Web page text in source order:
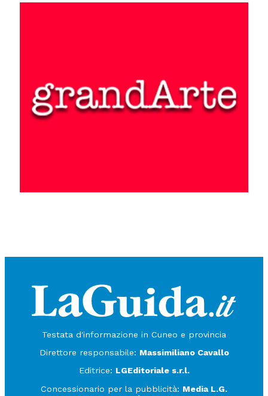
Testata d'informazione in Cuneo e provincia
Direttore responsabile: Massimiliano Cavallo
Editrice: LGEditoriale s.r.l.
Concessionario per la pubblicità: Media L.G.